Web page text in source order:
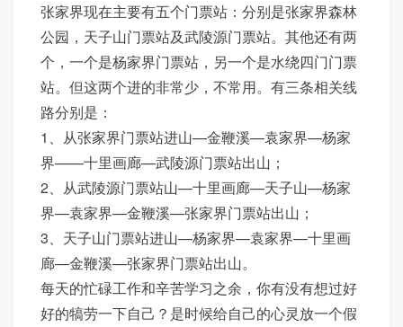
张家界现在主要有五个门票站：分别是张家界森林
公园，天子山门票站及武陵源门票站。其他还有两
个，一个是杨家界门票站，另一个是水绕四门门票
站。但这两个进的非常少，不常用。有三条相关线
路分别是：
1、从张家界门票站进山—金鞭溪—袁家界—杨家
界——十里画廊—武陵源门票站出山；
2、从武陵源门票站山—十里画廊—天子山—杨家
界—袁家界—金鞭溪—张家界门票站出山；
3、天子山门票站进山—杨家界—袁家界—十里画
廊—金鞭溪—张家界门票站出山。
每天的忙碌工作和辛苦学习之余，你有没有想过好
好的犒劳一下自己？是时候给自己的心灵放一个假